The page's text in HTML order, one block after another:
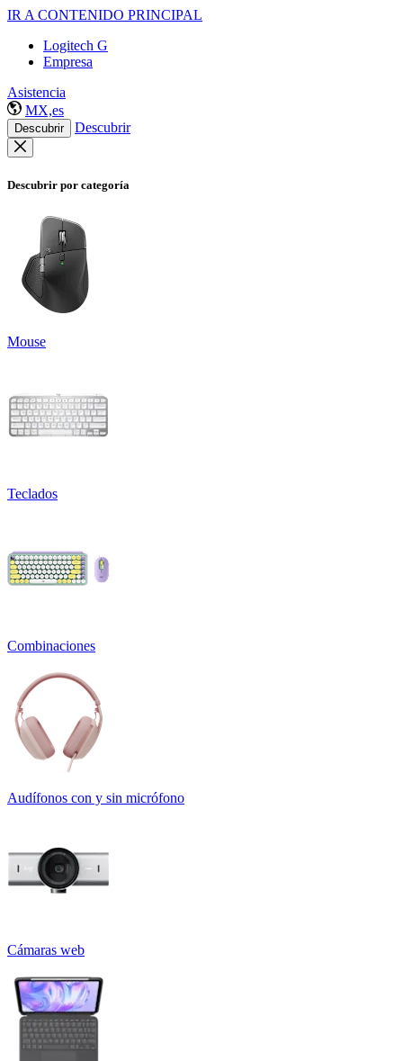
IR A CONTENIDO PRINCIPAL
Logitech G
Empresa
Asistencia
MX,es
Descubrir Descubrir
Descubrir por categoría
Mouse
Teclados
Combinaciones
Audífonos con y sin micrófono
Cámaras web